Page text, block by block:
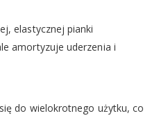
elastycznej pianki
amortyzuje uderzenia i
do wielokrotnego użytku, co